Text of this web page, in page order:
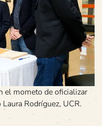
el mometo de oficializar
Rodríguez, UCR.